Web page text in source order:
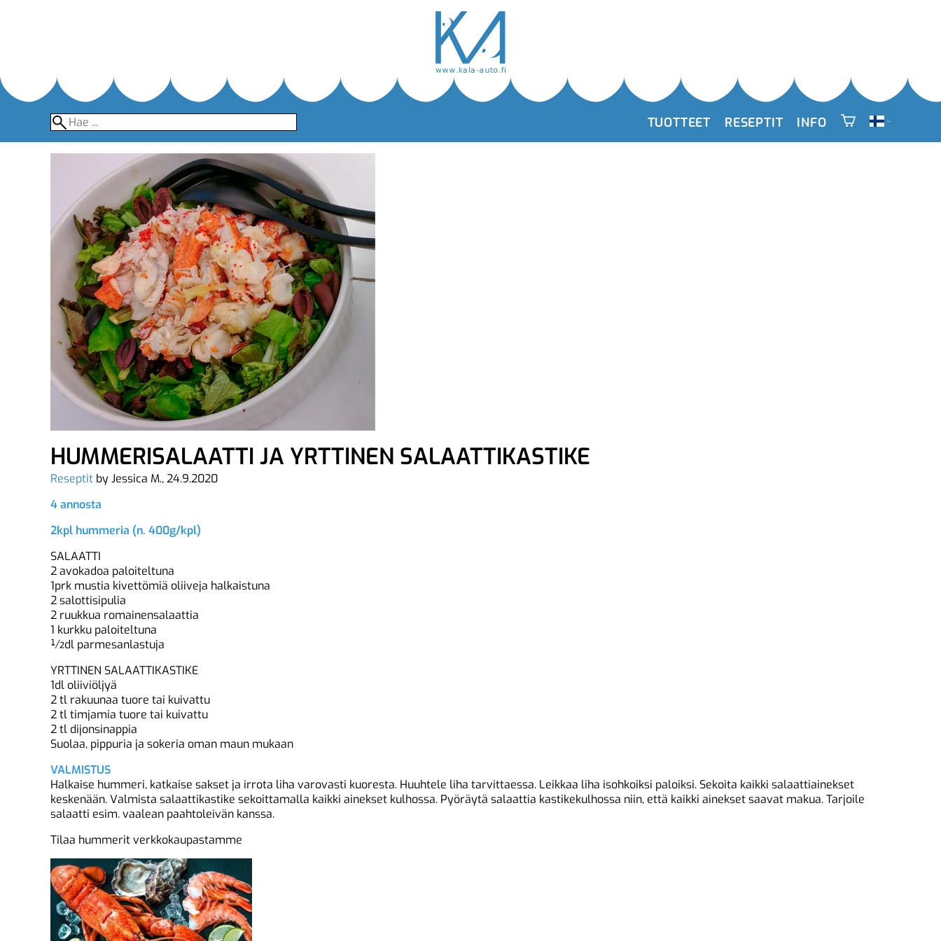
TUOTTEET RESEPTIT INFO
HUMMERISALAATTI JA YRTTINEN SALAATTIKASTIKE
Reseptit by Jessica M., 24.9.2020
4 annosta
2kpl hummeria (n. 400g/kpl)
SALAATTI
2 avokadoa paloiteltuna
1prk mustia kivettömiä oliiveja halkaistuna
2 salottisipulia
2 ruukkua romainensalaattia
1 kurkku paloiteltuna
½dl parmesanlastuja
YRTTINEN SALAATTIKASTIKE
1dl oliiviöljyä
2 tl rakuunaa tuore tai kuivattu
2 tl timjamia tuore tai kuivattu
2 tl dijonsinappia
Suolaa, pippuria ja sokeria oman maun mukaan
VALMISTUS
Halkaise hummeri, katkaise sakset ja irrota liha varovasti kuoresta. Huuhtele liha tarvittaessa. Leikkaa liha isohkoiksi paloiksi. Sekoita kaikki salaattiainekset
keskenään. Valmista salaattikastike sekoittamalla kaikki ainekset kulhossa. Pyöräytä salaattia kastikekulhossa niin, että kaikki ainekset saavat makua. Tarjoile
salaatti esim. vaalean paahtoleivän kanssa.
Tilaa hummerit verkkokaupastamme